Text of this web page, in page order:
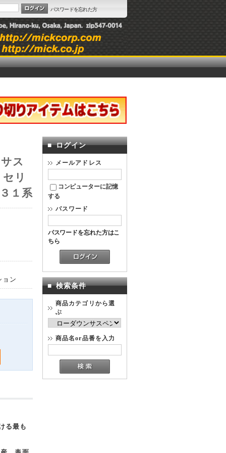
パスワードを忘れた方
ス
リ
１系
ョン
る最も
■ ログイン
メールアドレス
コンピューターに記憶
する
パスワード
パスワードを忘れた方はこ
ちら
■ 検索条件
商品カテゴリから選
ぶ
商品名or品番を入力